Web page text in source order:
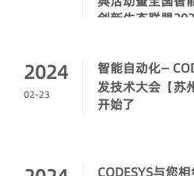
创新生态联盟
2024
02-23
智能自动化—
发技术大会【苏
开始了
CODESYS与您